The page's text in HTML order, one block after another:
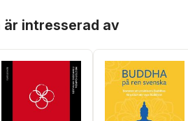
är intresserad av